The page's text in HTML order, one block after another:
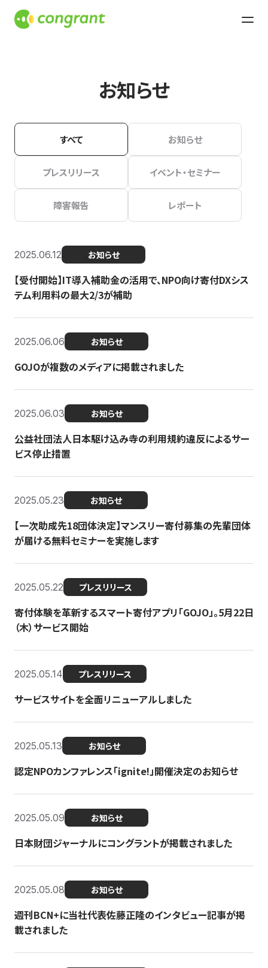
お知らせ
すべて お知らせ
プレスリリース イベント・セミナー
障害報告 レポート
2025.06.12 お知らせ
【受付開始】IT導入補助金の活用で、NPO向け寄付DXシス
テム利用料の最大2/3が補助
2025.06.06 お知らせ
GOJOが複数のメディアに掲載されました
2025.06.03 お知らせ
公益社団法人日本駆け込み寺の利用規約違反によるサー
ビス停止措置
2025.05.23 お知らせ
【一次助成先18団体決定】マンスリー寄付募集の先輩団体
が届ける無料セミナーを実施します
2025.05.22 プレスリリース
寄付体験を革新するスマート寄付アプリ「GOJO」。5月22日
（木）サービス開始
2025.05.14 プレスリリース
サービスサイトを全面リニューアルしました
2025.05.13 お知らせ
認定NPOカンファレンス「ignite!」開催決定のお知らせ
2025.05.09 お知らせ
日本財団ジャーナルにコングラントが掲載されました
2025.05.08 お知らせ
週刊BCN+に当社代表佐藤正隆のインタビュー記事が掲
載されました